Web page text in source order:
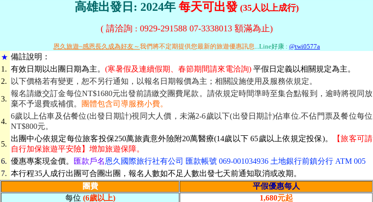
高雄出發日: 2024年 每天可出發 (35人以上成行)
( 請洽詢 : 0929-291588 07-3338013 額滿為止)
恩久旅遊~感恩長久成為好友～我們將不定期提供您最新的旅遊優惠訊息...Line好康 : @twi0577a
★ 備註說明：
1. 有效日期 以出團日期為主。 (寒暑假及連續假期、春節期間請來電洽詢) 平假日定義以相關規定為主。
2.
以下價格若有變更，恕不另行通知，以報名日期報價為主；相關設施使用及服務依規定。
3.
報名請繳交訂金每位NT$1680元出發前請繳交團費尾款。請依規定時間準時至集合點報到，逾時將視同放
棄不予退費或補償。
團體包含司導服務小費。
4.
6歲以上佔車及佔餐位(出發日期計)視同大人價，未滿2-6歲以下(出發日期計)佔車位.不佔門票及餐位每位
NT$800元。
5.
出團中心依規定每位旅客投保250萬旅責意外險附20萬醫療(14歲以下 65歲以上依規定投保)。
【旅客可請
自行加保旅遊平安險】增加旅遊保障。
6. 優惠專案現金價。 匯款戶名恩久國際旅行社有公司 匯款帳號 069-001034936 土地銀行前鎮分行 ATM 005
7. 本行程35人成行出團可合團出團，報名人數如不足人數出發七天前通知取消或改期。
團費
平假優惠每人
每位 (6歲以上) 1,680元起